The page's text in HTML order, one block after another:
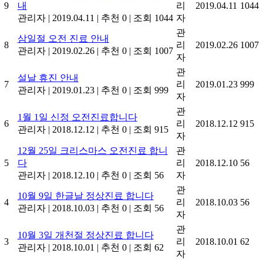
9
내
관리자 | 2019.04.11 | 추천 0 | 조회 1044
리
자
2019.04.11 1044
8
삼일절 오전 진료 안내
관리자 | 2019.02.26 | 추천 0 | 조회 1007
관
리
자
2019.02.26 1007
7
설날 휴진 안내
관리자 | 2019.01.23 | 추천 0 | 조회 999
관
리
자
2019.01.23 999
6
1월 1일 신정 오전진료합니다
관리자 | 2018.12.12 | 추천 0 | 조회 915
관
리
자
2018.12.12 915
5
12월 25일 크리스마스 오전진료 합니
다
관리자 | 2018.12.10 | 추천 0 | 조회 56
관
리
자
2018.12.10 56
4
10월 9일 한글날 정상진료 합니다
관리자 | 2018.10.03 | 추천 0 | 조회 56
관
리
자
2018.10.03 56
3
10월 3일 개천절 정상진료 합니다
관리자 | 2018.10.01 | 추천 0 | 조회 62
관
리
자
2018.10.01 62